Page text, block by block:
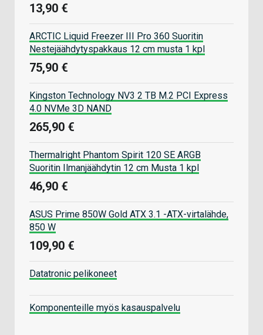
13,90 €
ARCTIC Liquid Freezer III Pro 360 Suoritin
Nestejäähdytyspakkaus 12 cm musta 1 kpl
75,90 €
Kingston Technology NV3 2 TB M.2 PCI Express
4.0 NVMe 3D NAND
265,90 €
Thermalright Phantom Spirit 120 SE ARGB
Suoritin Ilmanjäähdytin 12 cm Musta 1 kpl
46,90 €
ASUS Prime 850W Gold ATX 3.1 -ATX-virtalähde,
850 W
109,90 €
Datatronic pelikoneet
Komponenteille myös kasauspalvelu